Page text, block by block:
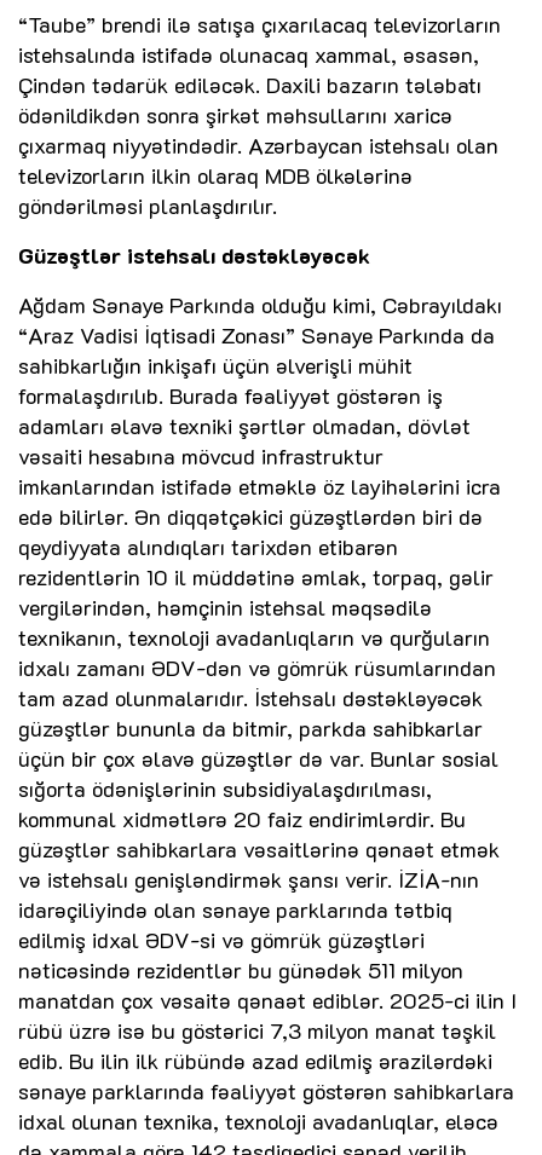
“Taube” brendi ilə satışa çıxarılacaq televizorların
istehsalında istifadə olunacaq xammal, əsasən,
Çindən tədarük ediləcək. Daxili bazarın tələbatı
ödənildikdən sonra şirkət məhsullarını xaricə
çıxarmaq niyyətindədir. Azərbaycan istehsalı olan
televizorların ilkin olaraq MDB ölkələrinə
göndərilməsi planlaşdırılır.
Güzəştlər istehsalı dəstəkləyəcək
Ağdam Sənaye Parkında olduğu kimi, Cəbrayıldakı
“Araz Vadisi İqtisadi Zonası” Sənaye Parkında da
sahibkarlığın inkişafı üçün əlverişli mühit
formalaşdırılıb. Burada fəaliyyət göstərən iş
adamları əlavə texniki şərtlər olmadan, dövlət
vəsaiti hesabına mövcud infrastruktur
imkanlarından istifadə etməklə öz layihələrini icra
edə bilirlər. Ən diqqətçəkici güzəştlərdən biri də
qeydiyyata alındıqları tarixdən etibarən
rezidentlərin 10 il müddətinə əmlak, torpaq, gəlir
vergilərindən, həmçinin istehsal məqsədilə
texnikanın, texnoloji avadanlıqların və qurğuların
idxalı zamanı ƏDV-dən və gömrük rüsumlarından
tam azad olunmalarıdır. İstehsalı dəstəkləyəcək
güzəştlər bununla da bitmir, parkda sahibkarlar
üçün bir çox əlavə güzəştlər də var. Bunlar sosial
sığorta ödənişlərinin subsidiyalaşdırılması,
kommunal xidmətlərə 20 faiz endirimlərdir. Bu
güzəştlər sahibkarlara vəsaitlərinə qənaət etmək
və istehsalı genişləndirmək şansı verir. İZİA-nın
idarəçiliyində olan sənaye parklarında tətbiq
edilmiş idxal ƏDV-si və gömrük güzəştləri
nəticəsində rezidentlər bu günədək 511 milyon
manatdan çox vəsaitə qənaət ediblər. 2025-ci ilin I
rübü üzrə isə bu göstərici 7,3 milyon manat təşkil
edib. Bu ilin ilk rübündə azad edilmiş ərazilərdəki
sənaye parklarında fəaliyyət göstərən sahibkarlara
idxal olunan texnika, texnoloji avadanlıqlar, eləcə